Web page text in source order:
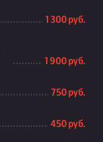
1 300 руб.
1 900 руб.
750 руб.
450 руб.